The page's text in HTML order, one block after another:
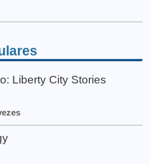
Liberty City Stories